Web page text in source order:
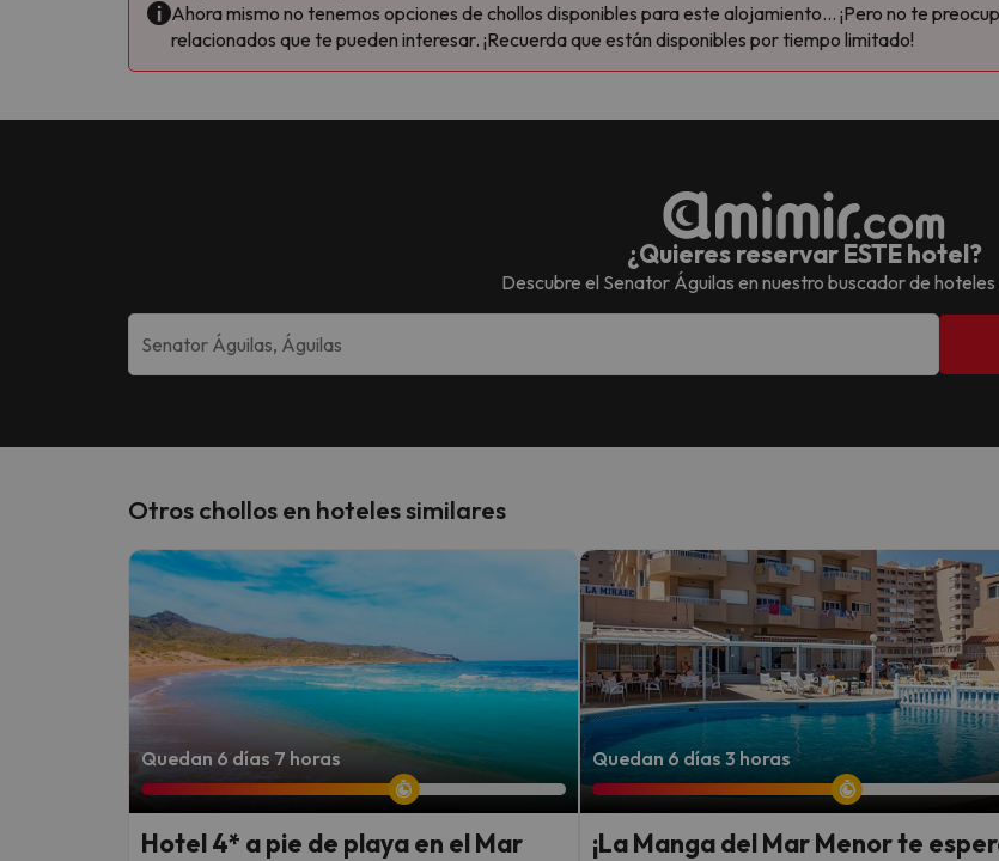
Ahora mismo no tenemos opciones de chollos disponibles para este alojamiento... ¡Pero no te
relacionados que te pueden interesar. ¡Recuerda que están disponibles por tiempo limitado!
¿Quieres reservar ESTE hotel?
Descubre el Senator Águilas en nuestro buscador de hoteles
Otros chollos en hoteles similares
Quedan 6 días 7 horas
Hotel 4* a pie de playa en el Mar
Quedan 6 días 3 horas
¡La Manga del Mar Menor te